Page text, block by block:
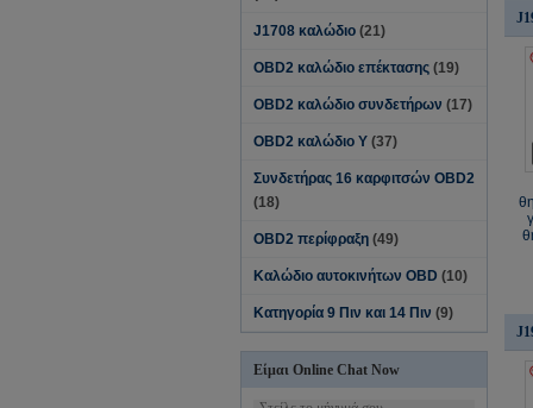
J1708 καλώδιο (21)
OBD2 καλώδιο επέκτασης (19)
OBD2 καλώδιο συνδετήρων (17)
OBD2 καλώδιο Υ (37)
Συνδετήρας 16 καρφιτσών OBD2
(18)
OBD2 περίφραξη (49)
Καλώδιο αυτοκινήτων OBD (10)
Κατηγορία 9 Πιν και 14 Πιν (9)
Είμαι Online Chat Now